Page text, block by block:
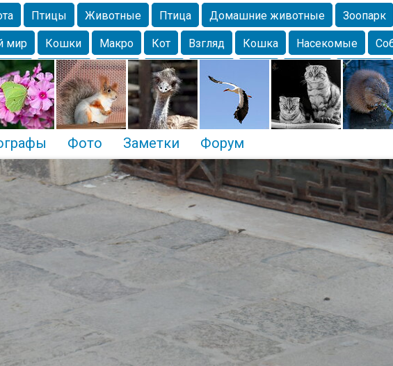
Птицы Животные Птица Домашние животные Зоопарк
мир Кошки Макро Кот Взгляд Кошка Насекомые
Москва Весна Парк Белка Морда Собачка
Лес Утки Николаев Насекомое Коты Lebert
Фото Заметки Форум